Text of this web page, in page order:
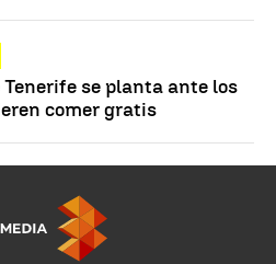
se planta ante los
comer gratis